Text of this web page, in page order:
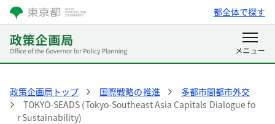
都全体で探す
政策企画局トップ 国際戦略の推進
多都市間都市外交
TOKYO-SEADS (Tokyo-Southeast Asia Capitals Dialogue fo
r Sustainability)